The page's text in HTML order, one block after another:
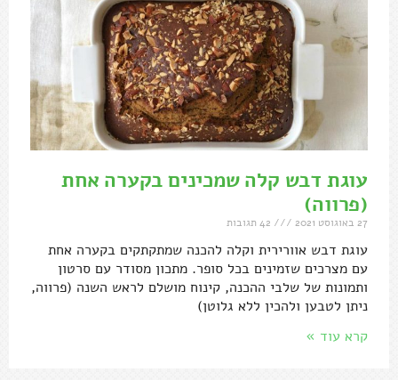
עוגת דבש קלה שמכינים בקערה אחת
(פרווה)
27 באוגוסט 2021
עוגת דבש אוורירית וקלה להכנה שמתקתקים בקערה אחת
עם מצרכים שזמינים בכל סופר. מתכון מסודר עם סרטון
ותמונות של שלבי ההכנה, קינוח מושלם לראש השנה (פרווה,
ניתן לטבען ולהכין ללא גלוטן)
קרא עוד »